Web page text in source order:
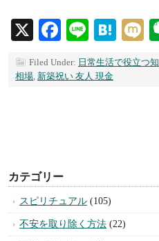
X Facebook
Line
Filed Under: 日常生活で役立つ
相場, 新築祝い 友人 現金
カテゴリー
スピリチュアル (105)
不安を取り除く方法 (22)